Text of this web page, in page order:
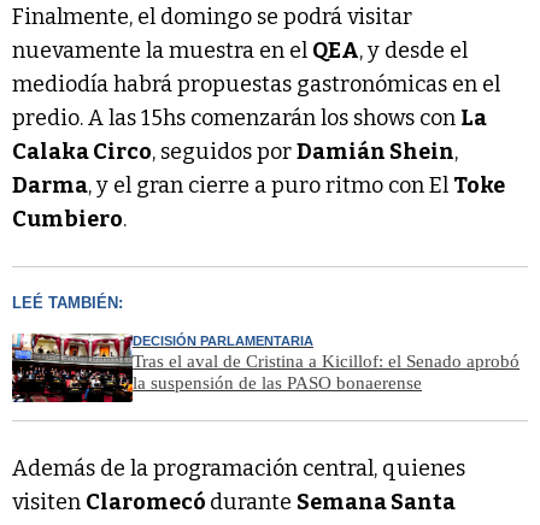
Finalmente, el domingo se podrá visitar
nuevamente la muestra en el QEA, y desde el
mediodía habrá propuestas gastronómicas en el
predio. A las 15hs comenzarán los shows con La
Calaka Circo, seguidos porDamián Shein,
Darma, y el gran cierre a puro ritmo con El Toke
Cumbiero.
LEÉ TAMBIÉN:
DECISIÓN PARLAMENTARIA
Tras el aval de Cristina a Kicillof: el Senado aprobó
la suspensión de las PASO bonaerense
Además de la programación central, quienes
visiten Claromecó durante Semana Santa